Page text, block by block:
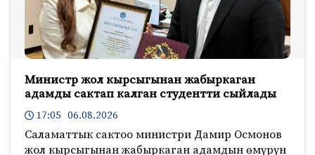
Министр жол кырсыгынан жабыркаган
адамды сактап калган студентти сыйлады
17:05 06.08.2026
Саламаттык сактоо министри Дамир Осмонов
жол кырсыгынан жабыркаган адамдын өмүрүн